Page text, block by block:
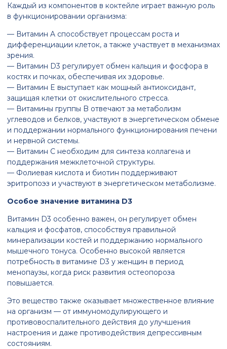
Каждый из компонентов в коктейле играет важную роль
в функционировании организма:
— Витамин A способствует процессам роста и
дифференциации клеток, а также участвует в механизмах
зрения.
— Витамин D3 регулирует обмен кальция и фосфора в
костях и почках, обеспечивая их здоровье.
— Витамин E выступает как мощный антиоксидант,
защищая клетки от окислительного стресса.
— Витамины группы B отвечают за метаболизм
углеводов и белков, участвуют в энергетическом обмене
и поддержании нормального функционирования печени
и нервной системы.
— Витамин C необходим для синтеза коллагена и
поддержания межклеточной структуры.
— Фолиевая кислота и биотин поддерживают
эритропоэз и участвуют в энергетическом метаболизме.
Особое значение витамина D3
Витамин D3 особенно важен, он регулирует обмен
кальция и фосфатов, способствуя правильной
минерализации костей и поддержанию нормального
мышечного тонуса. Особенно высокой является
потребность в витамине D3 у женщин в период
менопаузы, когда риск развития остеопороза
повышается.
Это вещество также оказывает множественное влияние
на организм — от иммуномодулирующего и
противовоспалительного действия до улучшения
настроения и даже противодействия депрессивным
состояниям.